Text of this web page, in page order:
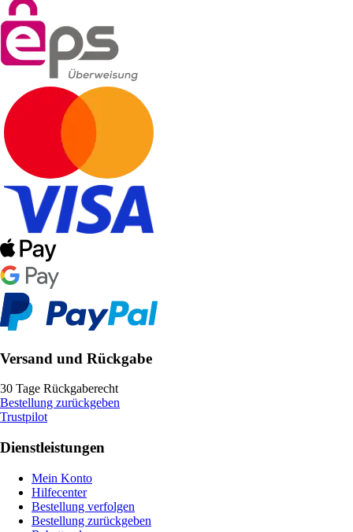
Versand und Rückgabe
30 Tage Rückgaberecht
Bestellung zurückgeben
Trustpilot
Dienstleistungen
Mein Konto
Hilfecenter
Bestellung verfolgen
Bestellung zurückgeben